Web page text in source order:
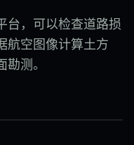
台，可以检查道路损
航空图像计算土方
测。